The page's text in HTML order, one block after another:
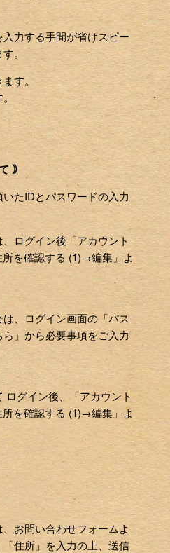
力する手間が省けスピー
。
す。
｠
たIDとパスワードの入力
ログイン後「アカウント
所を確認する (1)→編集」よ
、ログイン画面の「パス
」から必要事項をご入力
ログイン後、「アカウント
所を確認する (1)→編集」よ
、お問い合わせフォームよ
住所」を入力の上、送信